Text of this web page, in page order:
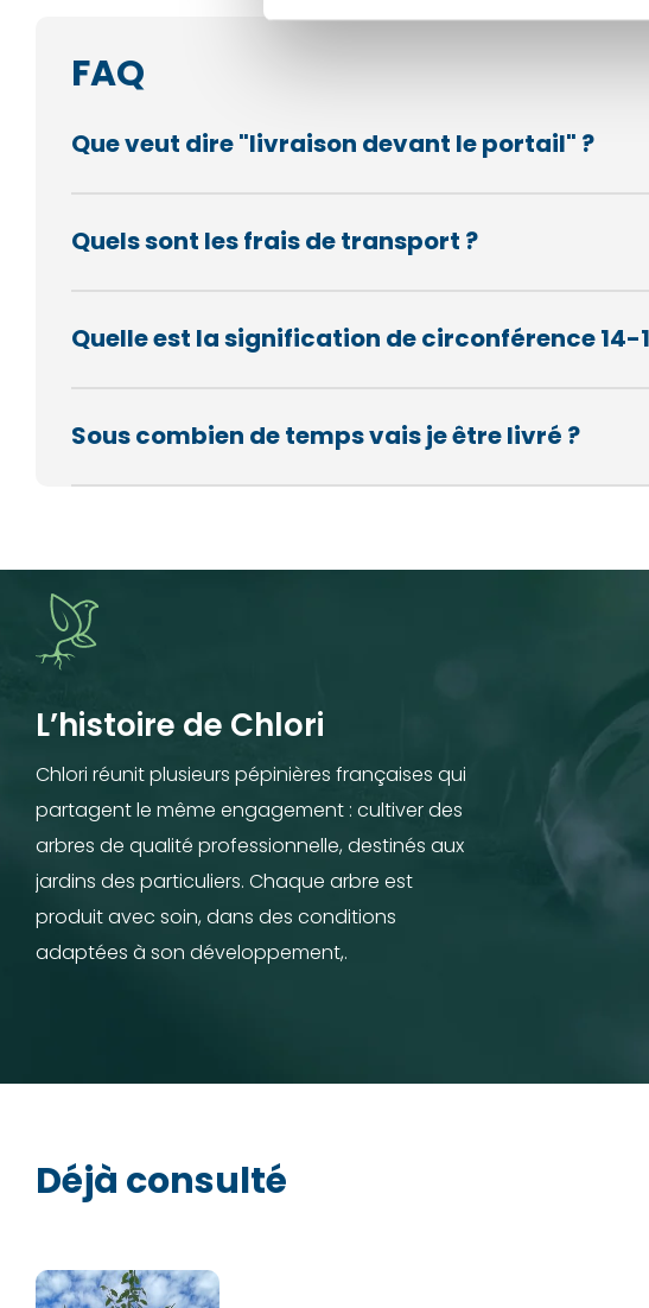
FAQ
Que veut dire "livraison devant le portail" ?
Quels sont les frais de transport ?
Quelle est la signification de circonférence 14-
Sous combien de temps vais je être livré ?
L’histoire de Chlori
Chlori réunit plusieurs pépinières françaises qui
partagent le même engagement : cultiver des
arbres de qualité professionnelle, destinés aux
jardins des particuliers. Chaque arbre est
produit avec soin, dans des conditions
adaptées à son développement,.
Déjà consulté